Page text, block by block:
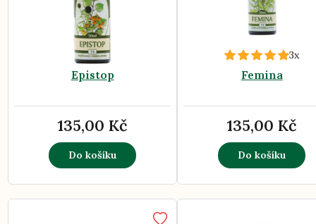
Epistop
135,00 Kč
Do košíku
3x
Femina
135,00 Kč
Do košíku